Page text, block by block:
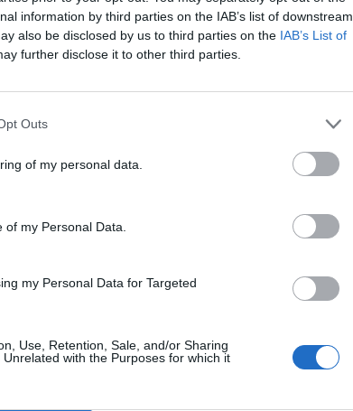
information by third parties on the IAB’s list of downstream
also be disclosed by us to third parties on the IAB’s List of
further disclose it to other third parties.
Outs
of my personal data.
my Personal Data.
my Personal Data for Targeted
Use, Retention, Sale, and/or Sharing
with the Purposes for which it
ennakkoon.